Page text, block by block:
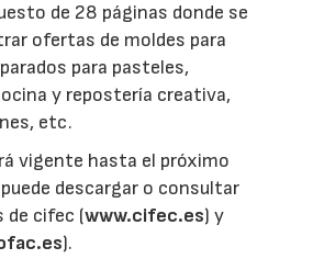
de 28 páginas donde se
ofertas de moldes para
para pasteles,
y repostería creativa,
etc.
vigente hasta el próximo
descargar o consultar
de cifec (www.cifec.es) y
).